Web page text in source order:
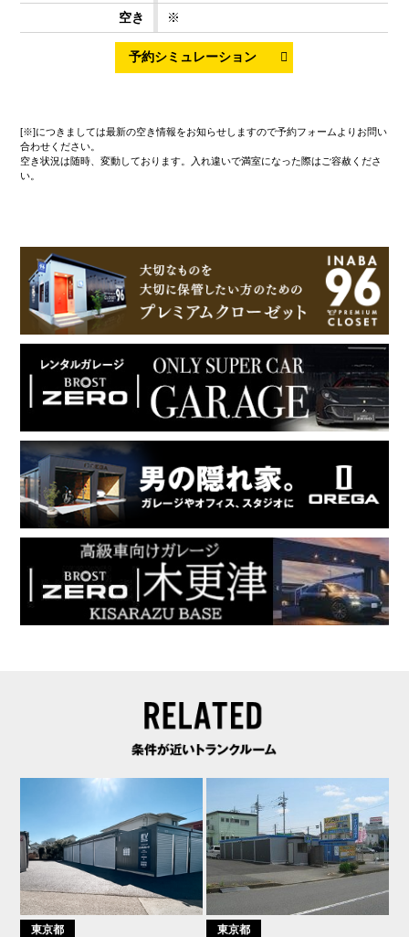
※
[※]につきましては最新の空き情報をお知らせしますので予約フォームよりお問い
合わせください。
空き状況は随時、変動しております。入れ違いで満室になった際はご容赦くださ
い。
東京都 東京都